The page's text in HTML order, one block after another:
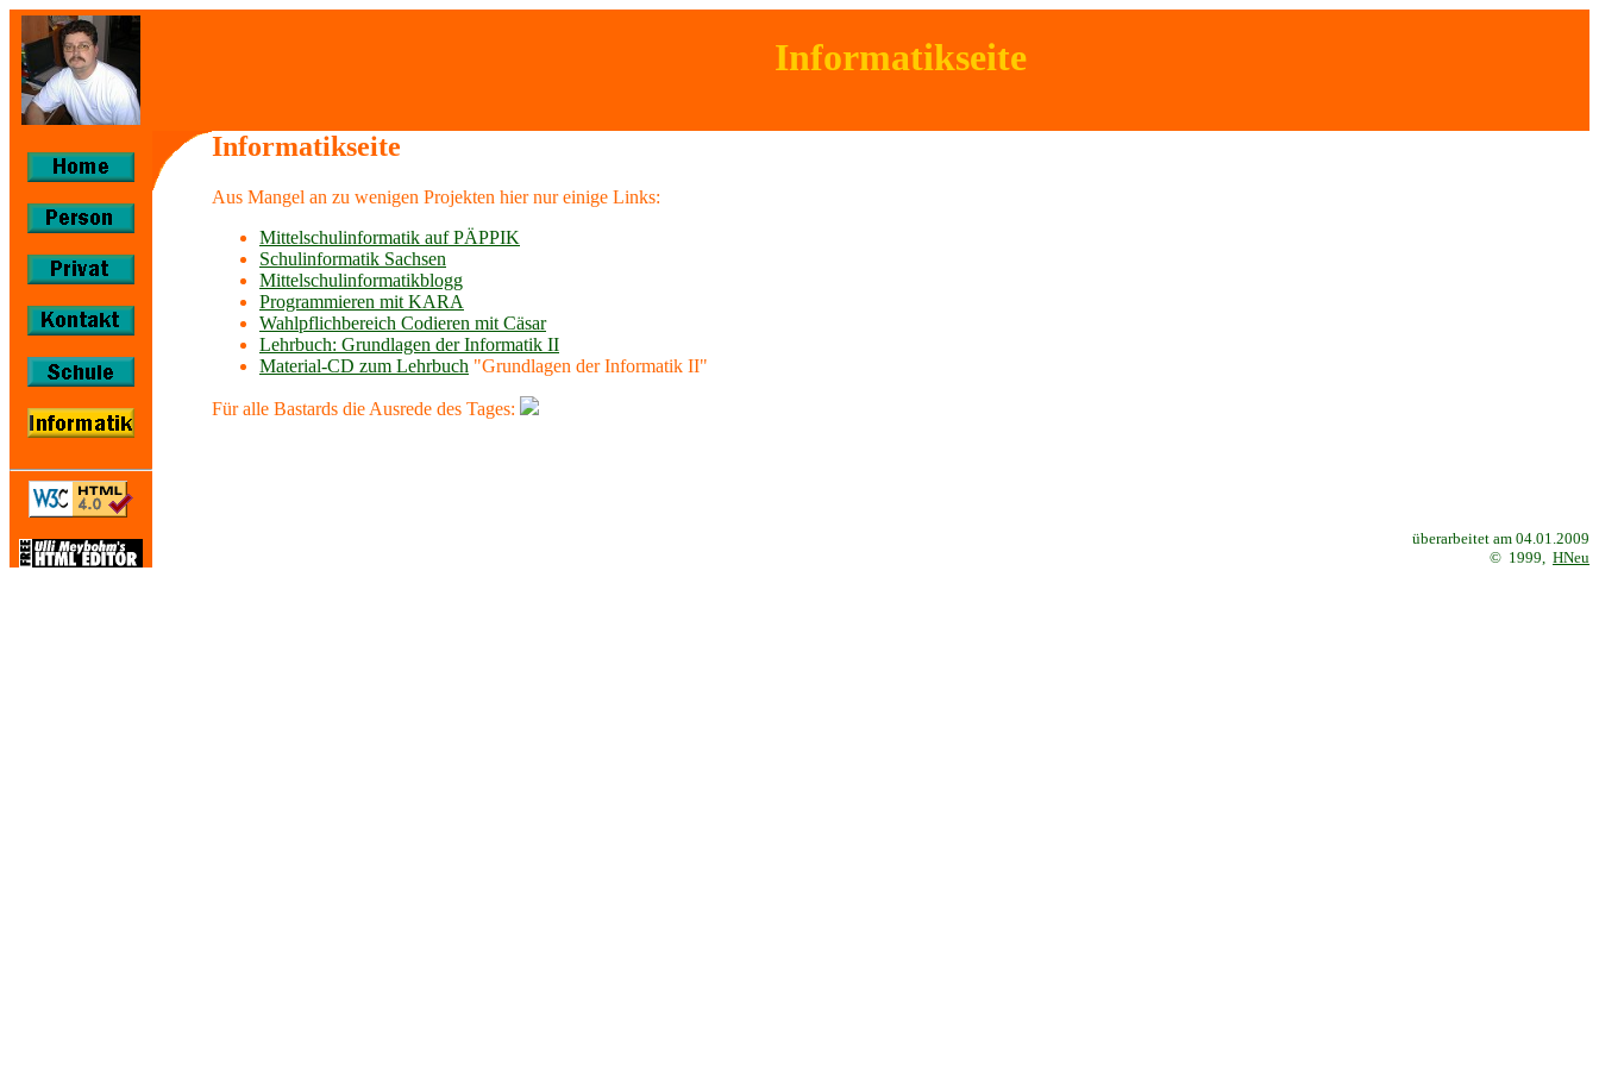
Informatikseite
Informatikseite
Aus Mangel an zu wenigen Projekten hier nur einige Links:
Mittelschulinformatik auf PÄPPIK
Schulinformatik Sachsen
Mittelschulinformatikblogg
Programmieren mit KARA
Wahlpflichbereich Codieren mit Cäsar
Lehrbuch: Grundlagen der Informatik II
Material-CD zum Lehrbuch "Grundlagen der Informatik II"
Für alle Bastards die Ausrede des Tages:
überarbeitet am 04.01.2009
© 1999, HNeu